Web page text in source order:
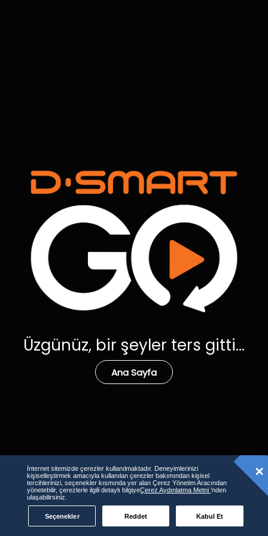
Üzgünüz, bir şeyler ters gitti...
Ana Sayfa
İnternet sitemizde çerezler kullanılmaktadır. Deneyimlerinizi
kişiselleştirmek amacıyla kullanılan çerezler bakımından kişisel
tercihlerinizi, seçenekler kısmında yer alan Çerez Yönetim Aracından
yönetebilir, çerezlerle ilgili detaylı bilgiyeÇerez Aydınlatma Metni’nden
ulaşabilirsiniz.
Seçenekler Reddet Kabul Et